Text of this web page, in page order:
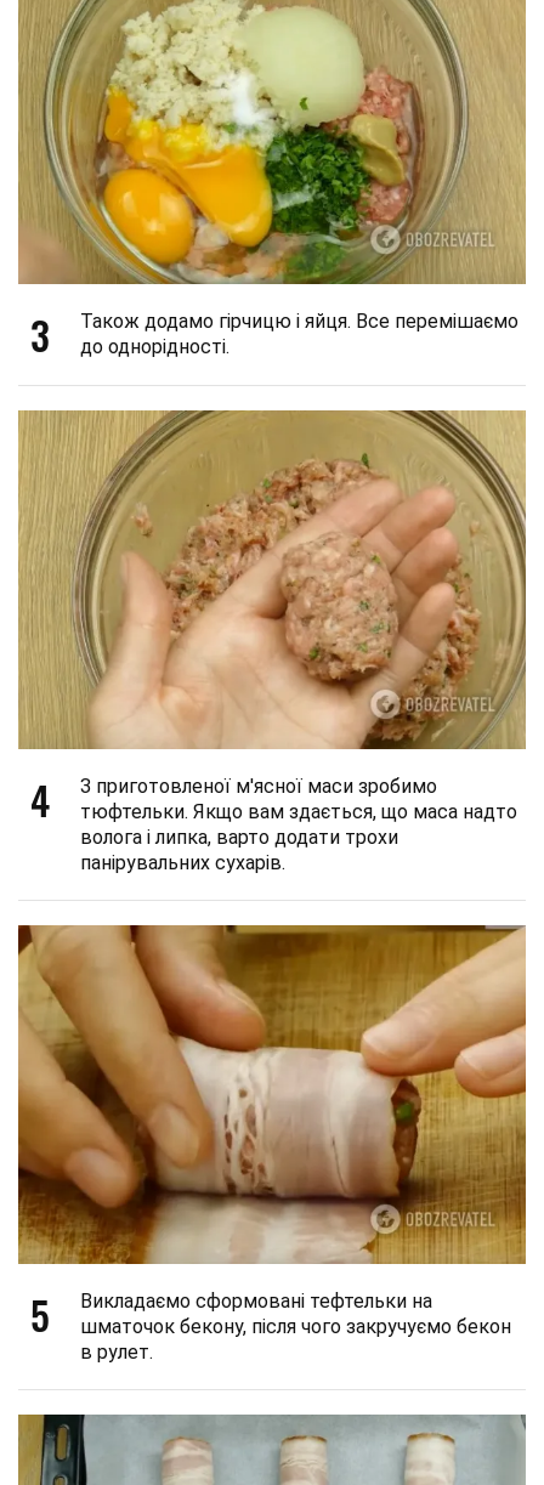
3
Також додамо гірчицю і яйця. Все перемішаємо
до однорідності.
4
З приготовленої м'ясної маси зробимо
тюфтельки. Якщо вам здається, що маса надто
волога і липка, варто додати трохи
панірувальних сухарів.
5
Викладаємо сформовані тефтельки на
шматочок бекону, після чого закручуємо бекон
в рулет.